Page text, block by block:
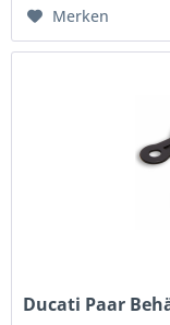
Merken
Ducati Paar